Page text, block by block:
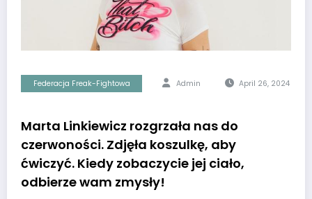
Federacja Freak-Fightowa Admin April 26, 2024
Marta Linkiewicz rozgrzała nas do
czerwoności. Zdjęła koszulkę, aby
ćwiczyć. Kiedy zobaczycie jej ciało,
odbierze wam zmysły!